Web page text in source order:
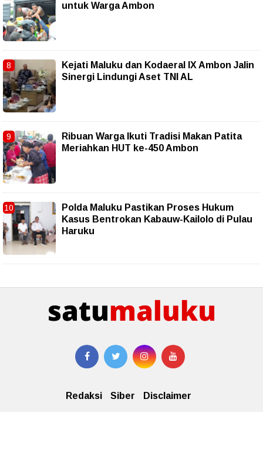
untuk Warga Ambon
Kejati Maluku dan Kodaeral IX Ambon Jalin
Sinergi Lindungi Aset TNI AL
Ribuan Warga Ikuti Tradisi Makan Patita
Meriahkan HUT ke-450 Ambon
Polda Maluku Pastikan Proses Hukum
Kasus Bentrokan Kabauw-Kailolo di Pulau
Haruku
Redaksi Siber Disclaimer